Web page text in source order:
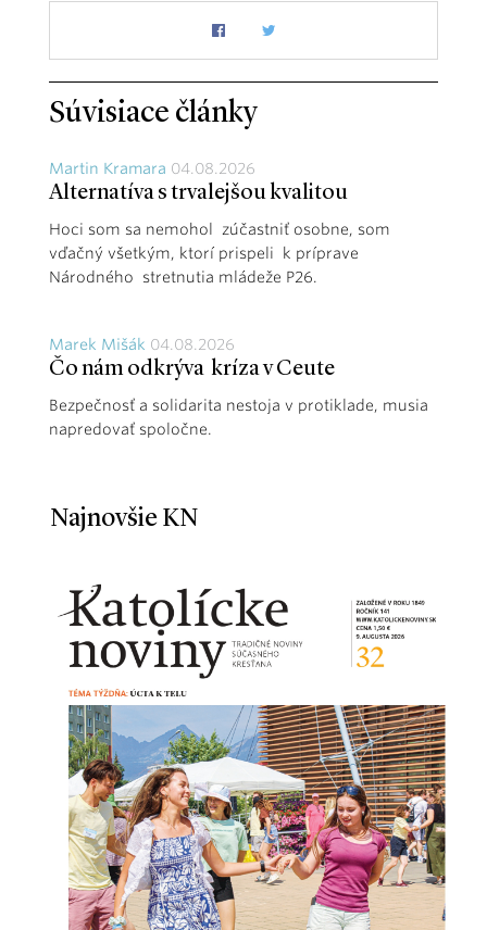
Súvisiace články
Martin Kramara 04.08.2026
Alternatíva s trvalejšou kvalitou
Hoci som sa nemohol zúčastniť osobne, som
vďačný všetkým, ktorí prispeli k príprave
Národného stretnutia mládeže P26.
Marek Mišák 04.08.2026
Čo nám odkrýva kríza v Ceute
Bezpečnosť a solidarita nestoja v protiklade, musia
napredovať spoločne.
Najnovšie KN